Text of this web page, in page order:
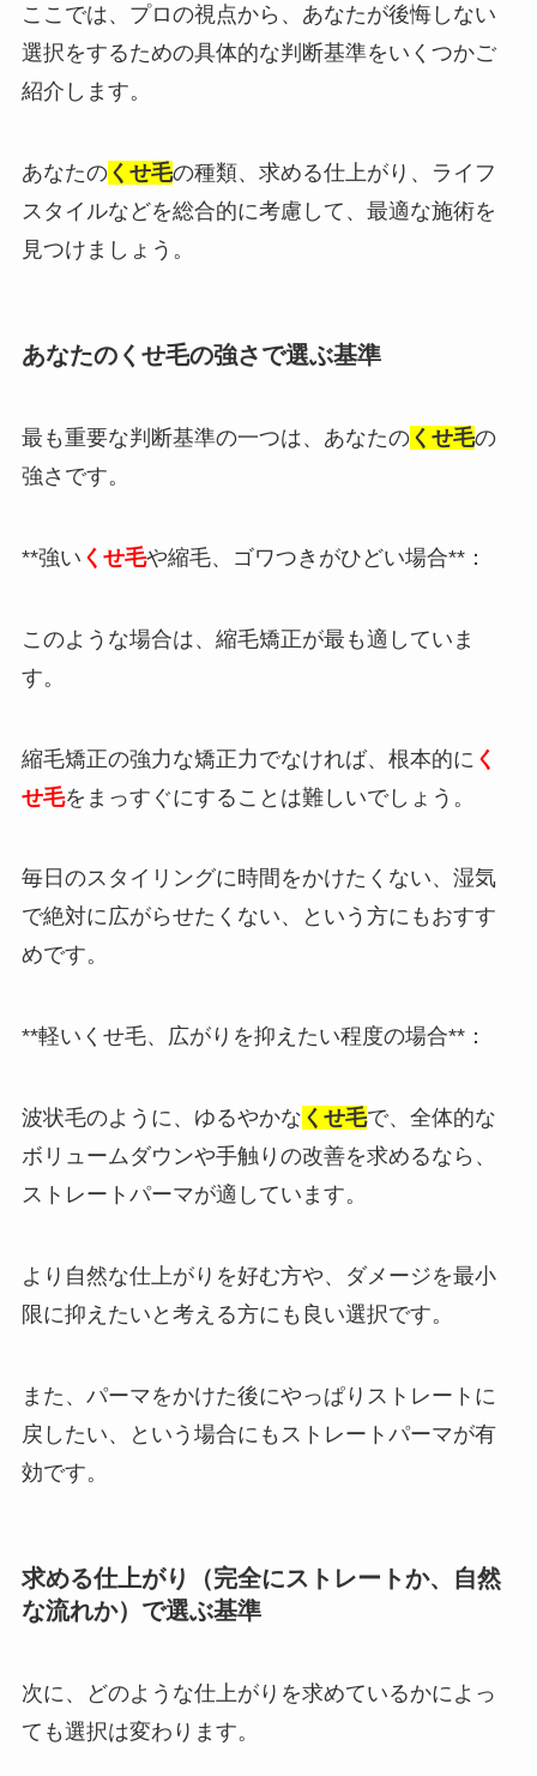
ここでは、プロの視点から、あなたが後悔しない
選択をするための具体的な判断基準をいくつかご
紹介します。
あなたのくせ毛の種類、求める仕上がり、ライフ
スタイルなどを総合的に考慮して、最適な施術を
見つけましょう。
あなたのくせ毛の強さで選ぶ基準
最も重要な判断基準の一つは、あなたのくせ毛の
強さです。
**強い くせ毛や縮毛、ゴワつきがひどい場合**：
このような場合は、縮毛矯正が最も適していま
す。
縮毛矯正の強力な矯正力でなければ、根本的に く
せ毛をまっすぐにすることは難しいでしょう。
毎日のスタイリングに時間をかけたくない、湿気
で絶対に広がらせたくない、という方にもおすす
めです。
**軽いくせ毛、広がりを抑えたい程度の場合**：
波状毛のように、ゆるやかな くせ毛で、全体的な
ボリュームダウンや手触りの改善を求めるなら、
ストレートパーマが適しています。
より自然な仕上がりを好む方や、ダメージを最小
限に抑えたいと考える方にも良い選択です。
また、パーマをかけた後にやっぱりストレートに
戻したい、という場合にもストレートパーマが有
効です。
求める仕上がり（完全にストレートか、自然
な流れか）で選ぶ基準
次に、どのような仕上がりを求めているかによっ
ても選択は変わります。